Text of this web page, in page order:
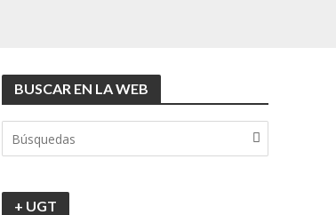
BUSCAR EN LA WEB
+ UGT